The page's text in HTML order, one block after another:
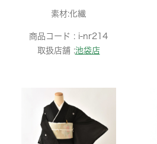
素材:化繊
商品コード : i-nr214
取扱店舗 :池袋店